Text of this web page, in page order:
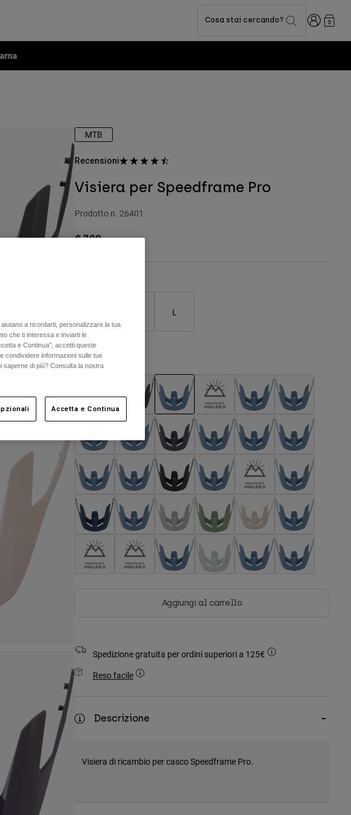
Cosa stai cercando? Accedi0
MTB
Recensioni
Visiera per Speedframe Pro
Prodotto n. 26401
€ 7.99
L
Colore -
selezionato
Aggiungi al carrello
Spedizione gratuita per ordini superiori a 125€
Reso facile
Descrizione
Visiera di ricambio per casco Speedframe Pro.
a ricordarti, personalizzare la tua
che ti interessa e inviarti le
e Continua", accetti queste
condividere informazioni sulle tue
saperne di più? Consulta la nostra
Accetta e Continua